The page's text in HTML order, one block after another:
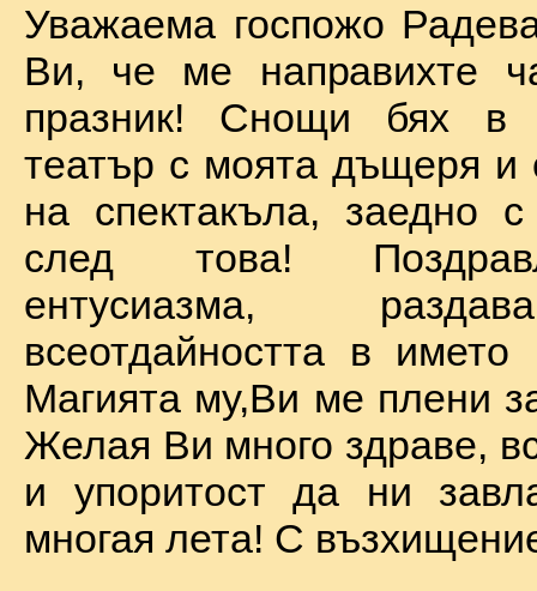
Уважаема госпожо
Ви, че ме направихте
празник! Снощи бях в
театър с моята дъщеря и
на спектакъла, заедно с
след това!
ентусиазма,
всеотдайността в името
Магията му,Ви ме плени
Желая Ви много здраве,
и упоритост да ни
многая лета! С